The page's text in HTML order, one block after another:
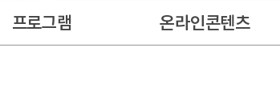
프로그램 온라인콘텐츠